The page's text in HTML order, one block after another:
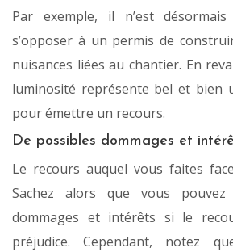
Par exemple, il n’est
s’opposer à un permis de
nuisances liées au chantier. En
luminosité représente bel et bien
pour émettre un recours.
De possibles dommages et
Le recours auquel vous faites
Sachez alors que vous
dommages et intérêts si le
préjudice. Cependant, notez